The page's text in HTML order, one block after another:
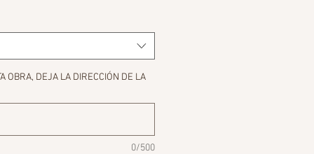
OBRA, DEJA LA DIRECCIÓN DE LA
0/500